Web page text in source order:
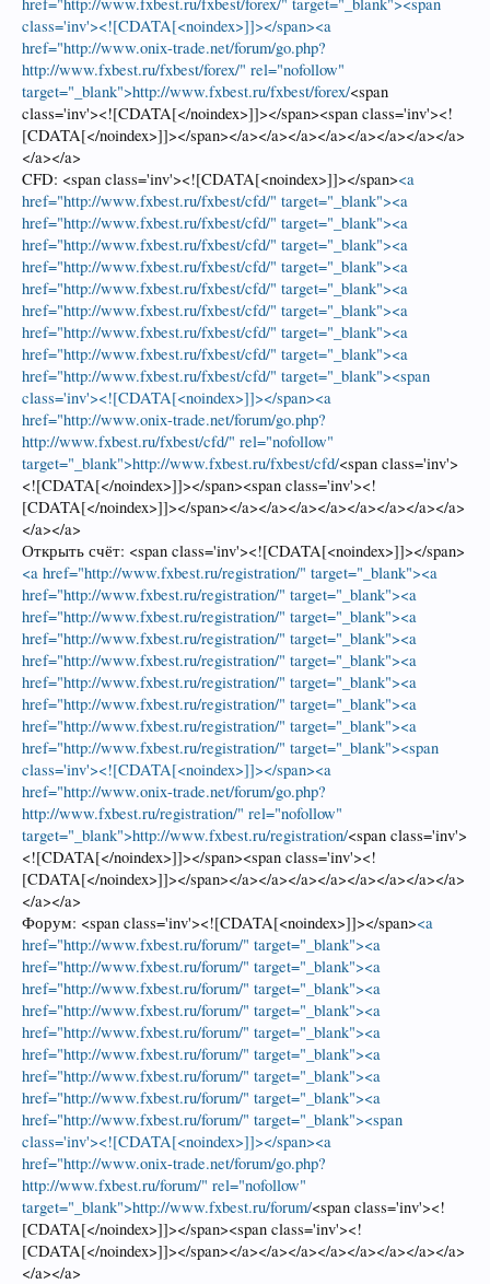
class='inv'><![CDATA[<noindex>]]></span><a
href="http://www.onix-trade.net/forum/go.php?
http://www.fxbest.ru/fxbest/forex/" rel="nofollow"
target="_blank">http://www.fxbest.ru/fxbest/forex/<span
class='inv'><![CDATA[</noindex>]]></span><span class='inv'><!
[CDATA[</noindex>]]></span></a></a></a></a></a></a></a></a>
</a></a>
CFD: <span class='inv'><![CDATA[<noindex>]]></span><a
href="http://www.fxbest.ru/fxbest/cfd/" target="_blank"><a
href="http://www.fxbest.ru/fxbest/cfd/" target="_blank"><a
href="http://www.fxbest.ru/fxbest/cfd/" target="_blank"><a
href="http://www.fxbest.ru/fxbest/cfd/" target="_blank"><a
href="http://www.fxbest.ru/fxbest/cfd/" target="_blank"><a
href="http://www.fxbest.ru/fxbest/cfd/" target="_blank"><a
href="http://www.fxbest.ru/fxbest/cfd/" target="_blank"><a
href="http://www.fxbest.ru/fxbest/cfd/" target="_blank"><a
href="http://www.fxbest.ru/fxbest/cfd/" target="_blank"><span
class='inv'><![CDATA[<noindex>]]></span><a
href="http://www.onix-trade.net/forum/go.php?
http://www.fxbest.ru/fxbest/cfd/" rel="nofollow"
target="_blank">http://www.fxbest.ru/fxbest/cfd/<span class='inv'>
<![CDATA[</noindex>]]></span><span class='inv'><!
[CDATA[</noindex>]]></span></a></a></a></a></a></a></a></a>
</a></a>
Открыть счёт: <span class='inv'><![CDATA[<noindex>]]></span>
<a href="http://www.fxbest.ru/registration/" target="_blank"><a
href="http://www.fxbest.ru/registration/" target="_blank"><a
href="http://www.fxbest.ru/registration/" target="_blank"><a
href="http://www.fxbest.ru/registration/" target="_blank"><a
href="http://www.fxbest.ru/registration/" target="_blank"><a
href="http://www.fxbest.ru/registration/" target="_blank"><a
href="http://www.fxbest.ru/registration/" target="_blank"><a
href="http://www.fxbest.ru/registration/" target="_blank"><a
href="http://www.fxbest.ru/registration/" target="_blank"><span
class='inv'><![CDATA[<noindex>]]></span><a
href="http://www.onix-trade.net/forum/go.php?
http://www.fxbest.ru/registration/" rel="nofollow"
target="_blank">http://www.fxbest.ru/registration/<span class='inv'>
<![CDATA[</noindex>]]></span><span class='inv'><!
[CDATA[</noindex>]]></span></a></a></a></a></a></a></a></a>
</a></a>
Форум: <span class='inv'><![CDATA[<noindex>]]></span><a
href="http://www.fxbest.ru/forum/" target="_blank"><a
href="http://www.fxbest.ru/forum/" target="_blank"><a
href="http://www.fxbest.ru/forum/" target="_blank"><a
href="http://www.fxbest.ru/forum/" target="_blank"><a
href="http://www.fxbest.ru/forum/" target="_blank"><a
href="http://www.fxbest.ru/forum/" target="_blank"><a
href="http://www.fxbest.ru/forum/" target="_blank"><a
href="http://www.fxbest.ru/forum/" target="_blank"><a
href="http://www.fxbest.ru/forum/" target="_blank"><span
class='inv'><![CDATA[<noindex>]]></span><a
href="http://www.onix-trade.net/forum/go.php?
http://www.fxbest.ru/forum/" rel="nofollow"
target="_blank">http://www.fxbest.ru/forum/<span class='inv'><!
[CDATA[</noindex>]]></span><span class='inv'><!
[CDATA[</noindex>]]></span></a></a></a></a></a></a></a></a>
</a></a>